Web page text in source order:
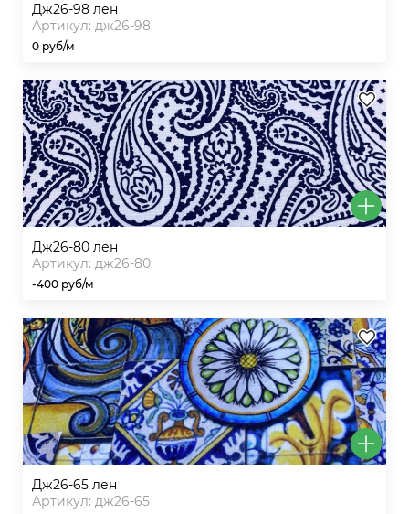
дж26-98 лен
Артикул: дж26-98
0 руб/м
дж26-80 лен
Артикул: дж26-80
-400 руб/м
дж26-65 лен
Артикул: дж26-65